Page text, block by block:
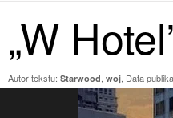
„W
Autor tekstu: Starwood, woj, Data